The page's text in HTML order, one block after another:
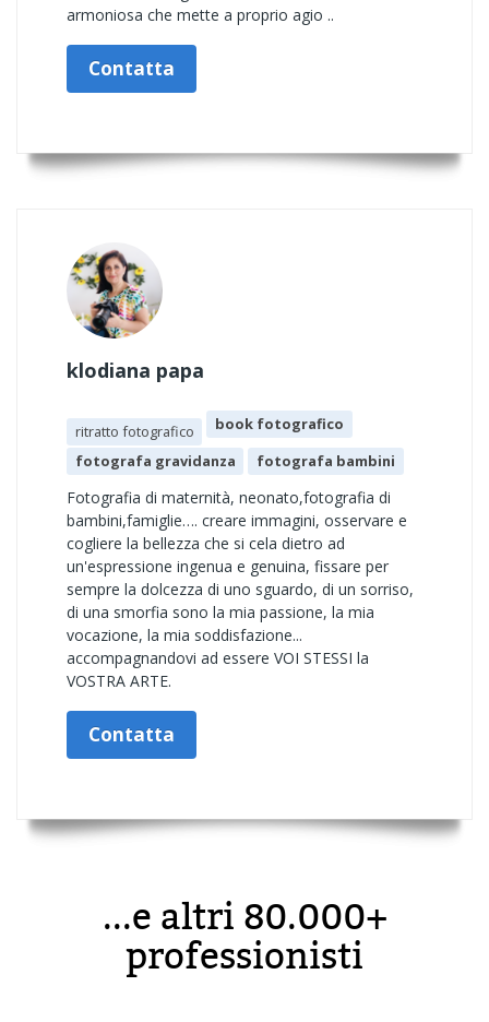
armoniosa che mette a proprio agio ..
Contatta
klodiana papa
ritratto fotografico
book fotografico
fotografa gravidanza
fotografa bambini
Fotografia di maternità, neonato,fotografia di
bambini,famiglie…. creare immagini, osservare e
cogliere la bellezza che si cela dietro ad
un'espressione ingenua e genuina, fissare per
sempre la dolcezza di uno sguardo, di un sorriso,
di una smorfia sono la mia passione, la mia
vocazione, la mia soddisfazione...
accompagnandovi ad essere VOI STESSI la
VOSTRA ARTE.
Contatta
...e altri 80.000+
professionisti